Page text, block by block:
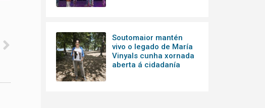
Soutomaior mantén
vivo o legado de María
Vinyals cunha xornada
aberta á cidadanía